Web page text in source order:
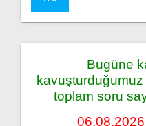
Bugüne
toplam soru